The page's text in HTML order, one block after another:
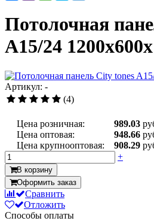
Потолочная
A15/24
Артикул: -
(4)
Цена розничная: 989.03
Цена оптовая:
948.66
Цена крупнооптовая:
908.29
+
В корзину
Оформить заказ
Сравнить
Отложить
Способы оплаты